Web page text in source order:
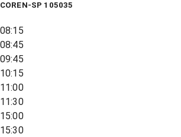
COREN-SP 105035
08:15
08:45
09:45
10:15
11:00
11:30
15:00
15:30